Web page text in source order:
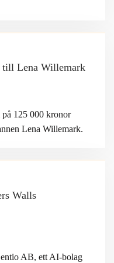
till Lena Willemark
125 000 kronor
Lena Willemark.
Walls
AB, ett AI-bolag